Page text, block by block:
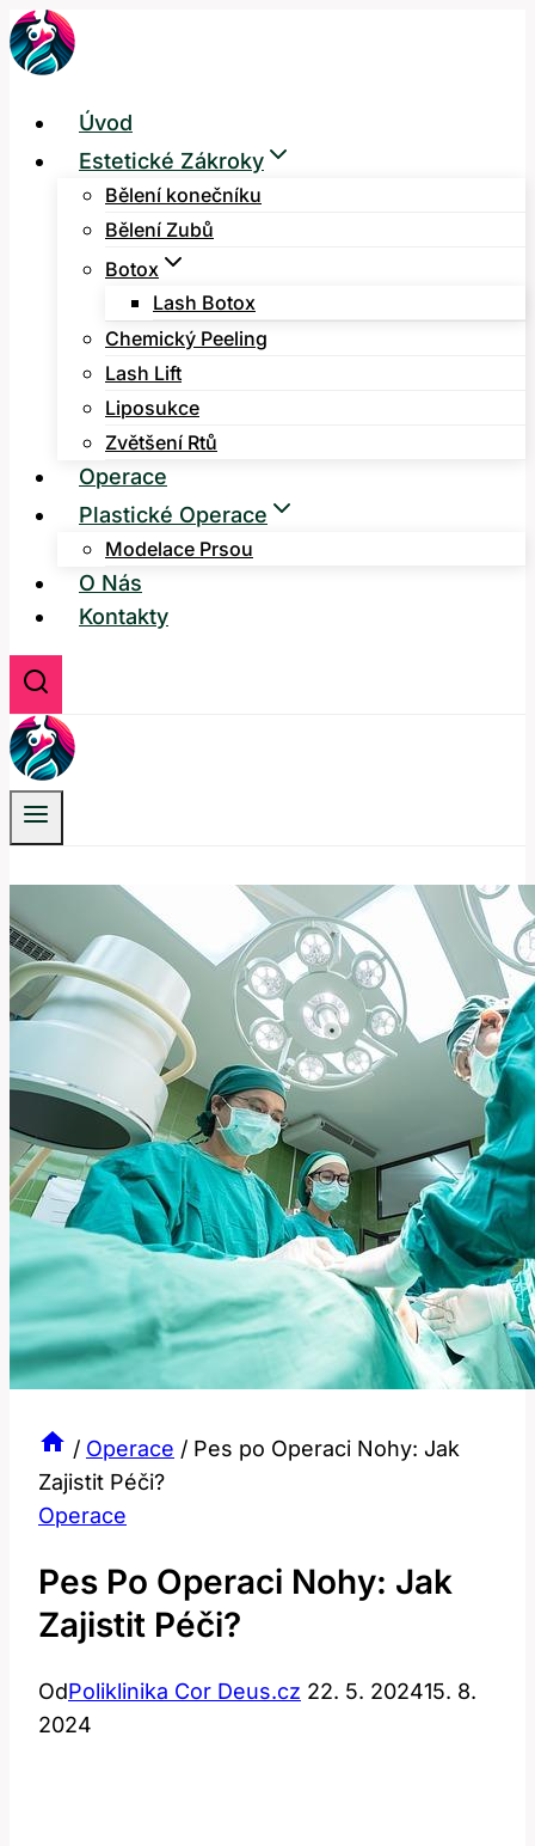
Přeskočit
na
Úvod
Estetické Zákroky
Bělení konečníku
Bělení Zubů
Botox
Lash Botox
Chemický Peeling
Lash Lift
Liposukce
Zvětšení Rtů
Operace
Plastické Operace
Modelace Prsou
O Nás
Kontakty
/ Operace / Pes po Operaci Nohy: Jak
Zajistit Péči?
Operace
Pes Po Operaci Nohy: Jak
Zajistit Péči?
OdPoliklinika Cor Deus.cz 22. 5. 202415. 8.
2024